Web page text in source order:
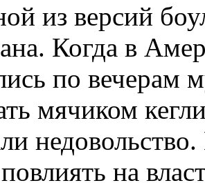
из версий
Когда в
по вечерам
мячиком
на